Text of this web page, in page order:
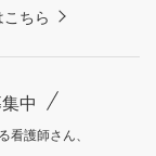
ちら
中
看護師さん、